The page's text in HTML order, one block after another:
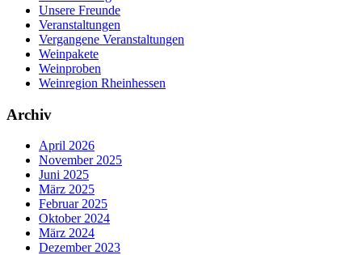
Unsere Freunde
Veranstaltungen
Vergangene Veranstaltungen
Weinpakete
Weinproben
Weinregion Rheinhessen
Archiv
April 2026
November 2025
Juni 2025
März 2025
Februar 2025
Oktober 2024
März 2024
Dezember 2023